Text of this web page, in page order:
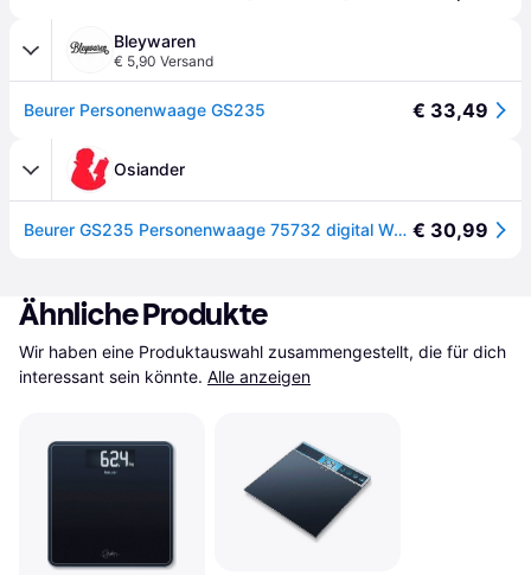
Bleywaren
€ 5,90 Versand
Beurer Personenwaage GS235 € 33,49
Osiander
Beurer GS235 Personenwaage 75732 digital Wägebereich (max.)=150kg Schwarz € 30,99
Ähnliche Produkte
Wir haben eine Produktauswahl zusammengestellt, die für dich
interessant sein könnte. Alle anzeigen